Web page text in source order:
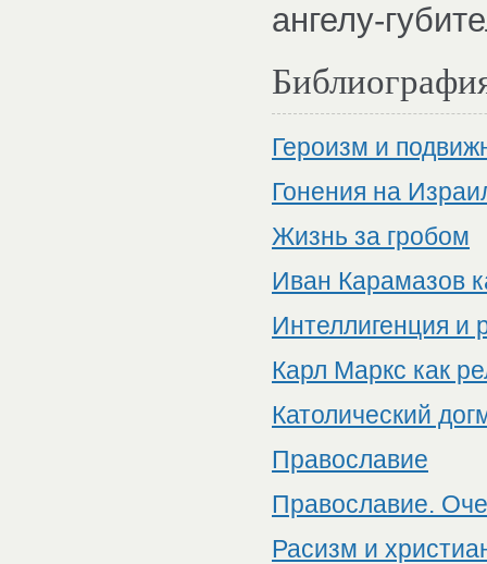
ангелу-
Героизм и
Гонения на
Жизнь за гробом
Иван Карамазов
Интеллигенция и
Карл Маркс как
Католический
Православие
Православие.
Расизм и